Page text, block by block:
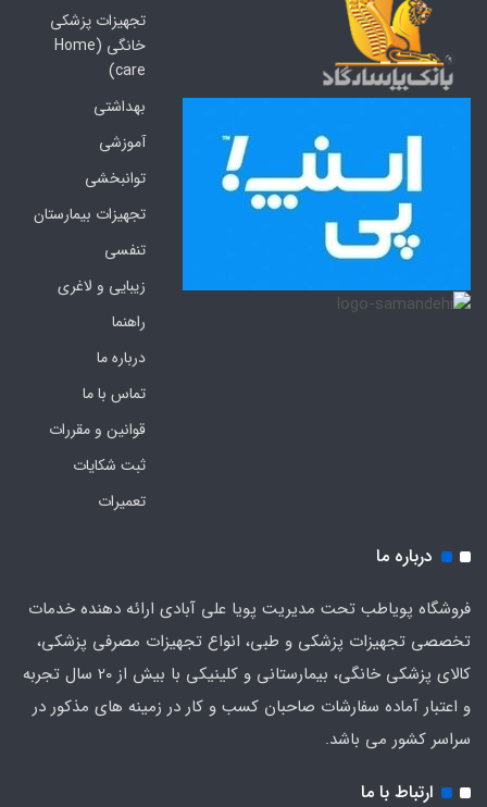
تجهیزات پزشکی
خانگی (Home
care)
بهداشتی
آموزشی
توانبخشی
تجهیزات بیمارستان
تنفسی
زیبایی و لاغری
راهنما
درباره ما
تماس با ما
قوانین و مقررات
ثبت شکایات
تعمیرات
درباره ما
فروشگاه پویاطب تحت مدیریت پویا علی آبادی ارائه دهنده خدمات
تخصصی تجهیزات پزشکی و طبی، انواع تجهیزات مصرفی پزشکی،
کالای پزشکی خانگی، بیمارستانی و کلینیکی با بیش از 20 سال تجربه
و اعتبار آماده سفارشات صاحبان کسب و کار در زمینه های مذکور در
سراسر کشور می باشد.
ارتباط با ما